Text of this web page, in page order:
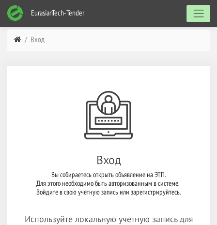
EurasianTech-Tender
Вход
Вход
Вы собираетесь открыть объявление на ЭТП.
Для этого необходимо быть авторизованным в системе.
Войдите в свою учетную запись или зарегистрируйтесь.
Используйте локальную учетную запись для